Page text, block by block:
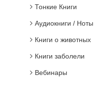
Тонкие Книги
Аудиокниги / Ноты
Книги о животных
Книги заболели
Вебинары